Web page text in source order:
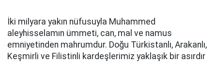
İki milyara yakın nüfusuyla Muhammed
aleyhisselamın ümmeti, can, mal ve namus
emniyetinden mahrumdur. Doğu Türkistanlı, Arakanlı,
Keşmirli ve Filistinli kardeşlerimiz yaklaşık bir asırdır